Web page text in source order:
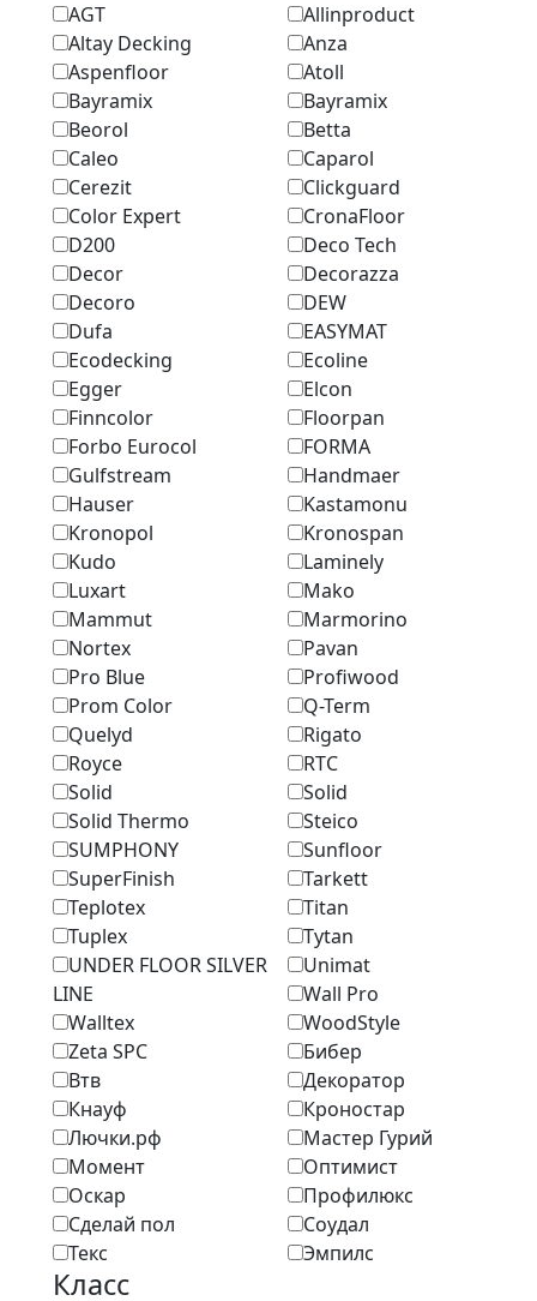
AGT
Allinproduct
Altay Decking
Anza
Aspenfloor
Atoll
Bayramix
Bayramix
Beorol
Betta
Caleo
Caparol
Cerezit
Clickguard
Color Expert
CronaFloor
D200
Deco Tech
Decor
Decorazza
Decoro
DEW
Dufa
EASYMAT
Ecodecking
Ecoline
Egger
Elcon
Finncolor
Floorpan
Forbo Eurocol
FORMA
Gulfstream
Handmaer
Hauser
Kastamonu
Kronopol
Kronospan
Kudo
Laminely
Luxart
Mako
Mammut
Marmоrino
Nortex
Pavan
Pro Blue
Profiwood
Prom Color
Q-Term
Quelyd
Rigato
Royce
RTC
Solid
Solid
Solid Thermo
Steico
SUMPHONY
Sunfloor
SuperFinish
Tarkett
Teplotex
Titan
Tuplex
Tytan
UNDER FLOOR SILVER
LINE
Unimat
Wall Pro
Walltex
WoodStyle
Zeta SPC
Бибер
Втв
Декоратор
Кнауф
Кроностар
Лючки.рф
Мастер Гурий
Момент
Оптимист
Оскар
Профилюкс
Сделай пол
Соудал
Текс
Эмпилс
Класс